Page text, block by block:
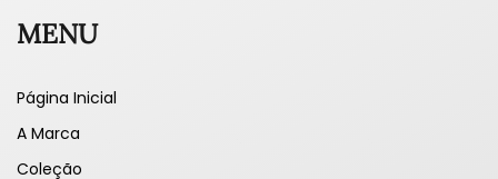
MENU
Página Inicial
A Marca
Coleção